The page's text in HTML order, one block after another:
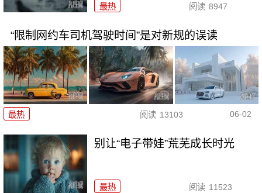
最热 阅读 8947
“限制网约车司机驾驶时间”是对新规的误读
最热 阅读 13103 06-02
别让“电子带娃”荒芜成长时光
最热 阅读 11523